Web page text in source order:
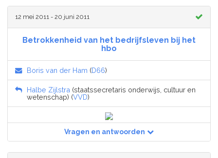
12 mei 2011 - 20 juni 2011
Betrokkenheid van het bedrijfsleven bij het
hbo
Boris van der Ham (D66)
Halbe Zijlstra (staatssecretaris onderwijs, cultuur en
wetenschap) (VVD)
Vragen en antwoorden